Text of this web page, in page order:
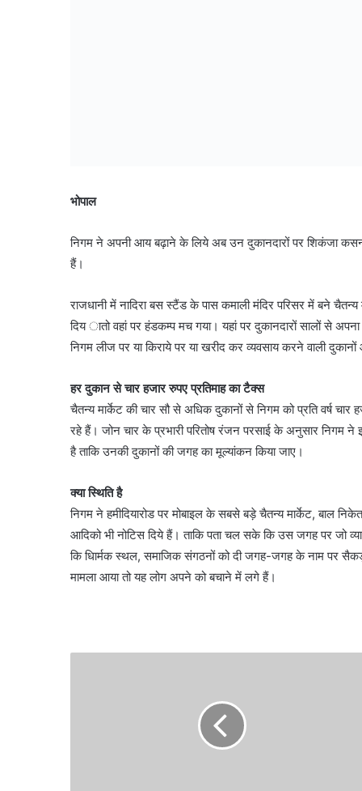
भोपाल
निगम ने अपनी आय बढ़ाने के लिये अब उन दुकानदारों पर शिकंजा
हैं।
राजधानी में नादिरा बस स्टैंड के पास कमाली मंदिर परिसर में बने
दिय ातो वहां पर हंडकम्प मच गया। यहां पर दुकानदारों सालों से
निगम लीज पर या किराये पर या खरीद कर व्यवसाय करने वाली
हर दुकान से चार हजार रुपए प्रतिमाह का टैक्स
चैतन्य मार्केट की चार सौ से अधिक दुकानों से निगम को प्रति वर्ष
रहे हैं। जोन चार के प्रभारी परितोष रंजन परसाई के अनुसार निगम
है ताकि उनकी दुकानों की जगह का मूल्यांकन किया जाए।
क्या स्थिति है
निगम ने हमीदियारोड पर मोबाइल के सबसे बड़े चैतन्य मार्केट, बाल
आदिको भी नोटिस दिये हैं। ताकि पता चल सके कि उस जगह पर जो
कि धािर्मक स्थल, समाजिक संगठनों को दी जगह-जगह के नाम पर
मामला आया तो यह लोग अपने को बचाने में लगे हैं।